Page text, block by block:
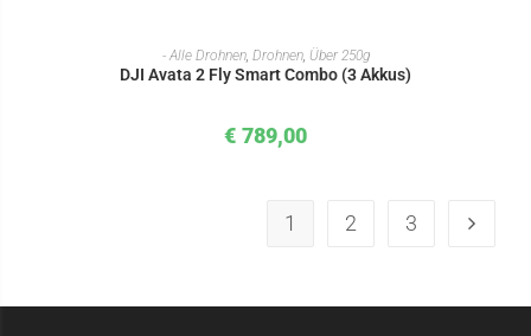
IN DEN WARENKORB
- Alle Drohnen, Drohnen, Über 250g
DJI Avata 2 Fly Smart Combo (3 Akkus)
€ 789,00
1 2 3